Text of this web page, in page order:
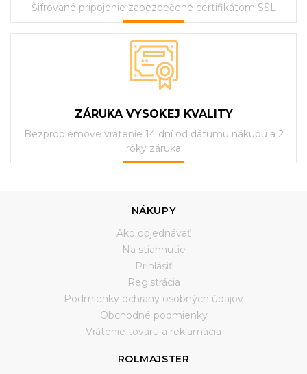
Šifrované pripojenie zabezpečené certifikátom SSL
ZÁRUKA VYSOKEJ KVALITY
Bezproblémové vrátenie 14 dní od dátumu nákupu a 2
roky záruka
NÁKUPY
Ako objednávať
Na stiahnutie
Prihlásiť
Registrácia
Podmienky ochrany osobných údajov
Obchodné podmienky
Vrátenie tovaru a reklamácia
ROLMAJSTER